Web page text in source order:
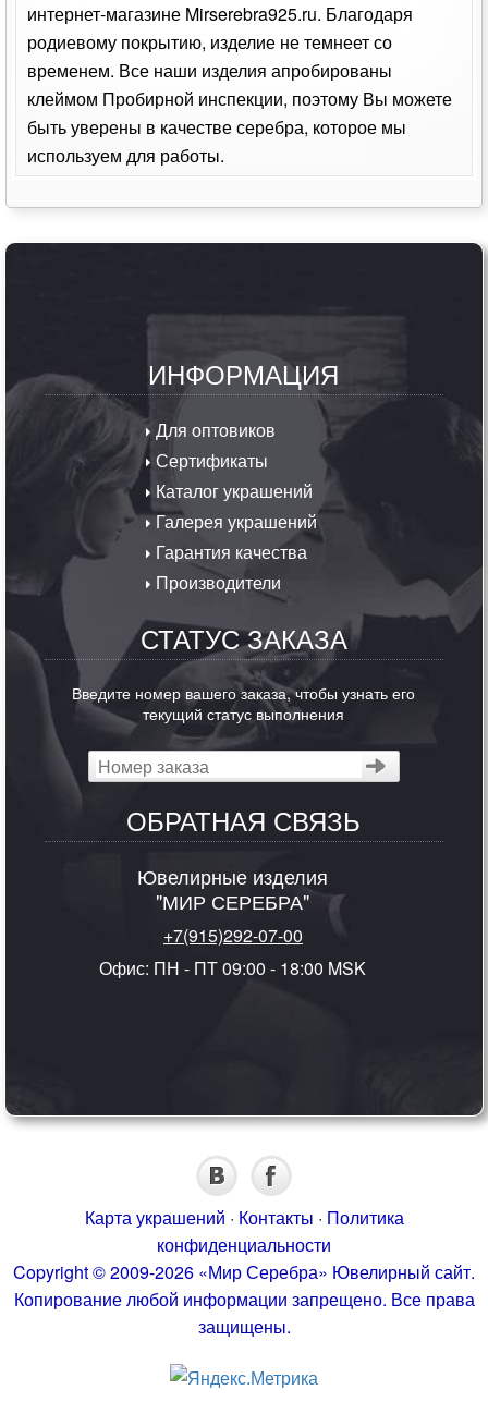
интернет-магазине Mirserebra925.ru. Благодаря
родиевому покрытию, изделие не темнеет со
временем. Все наши изделия апробированы
клеймом Пробирной инспекции, поэтому Вы можете
быть уверены в качестве серебра, которое мы
используем для работы.
ИНФОРМАЦИЯ
Для оптовиков
Сертификаты
Каталог украшений
Галерея украшений
Гарантия качества
Производители
СТАТУС ЗАКАЗА
Введите номер вашего заказа, чтобы узнать его
текущий статус выполнения
ОБРАТНАЯ СВЯЗЬ
Ювелирные изделия
"МИР СЕРЕБРА"
+7(915)292-07-00
Офис: ПН - ПТ 09:00 - 18:00 MSK
Карта украшений · Контакты · Политика
конфиденциальности
Copyright © 2009-2026 «Мир Серебра» Ювелирный сайт.
Копирование любой информации запрещено. Все права
защищены.